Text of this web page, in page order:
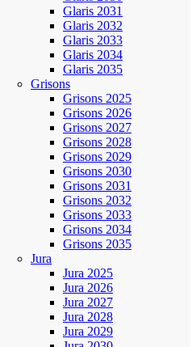
Glaris 2031
Glaris 2032
Glaris 2033
Glaris 2034
Glaris 2035
Grisons
Grisons 2025
Grisons 2026
Grisons 2027
Grisons 2028
Grisons 2029
Grisons 2030
Grisons 2031
Grisons 2032
Grisons 2033
Grisons 2034
Grisons 2035
Jura
Jura 2025
Jura 2026
Jura 2027
Jura 2028
Jura 2029